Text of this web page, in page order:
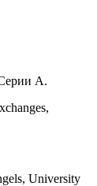
А.
University